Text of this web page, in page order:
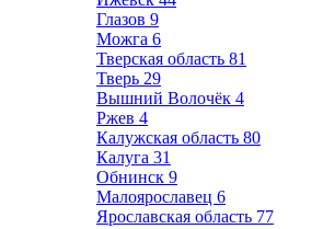
Глазов 9
Можга 6
Тверская область 81
Тверь 29
Вышний Волочёк 4
Ржев 4
Калужская область 80
Калуга 31
Обнинск 9
Малоярославец 6
Ярославская область 77